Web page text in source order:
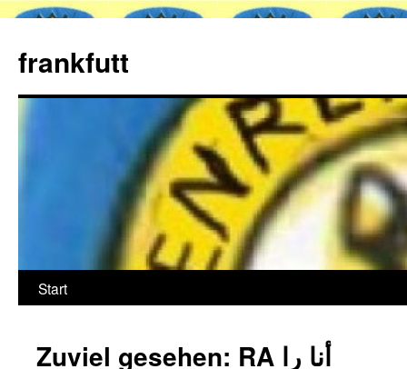
springen
frankfutt
Start
Zuviel gesehen: RA أنا را